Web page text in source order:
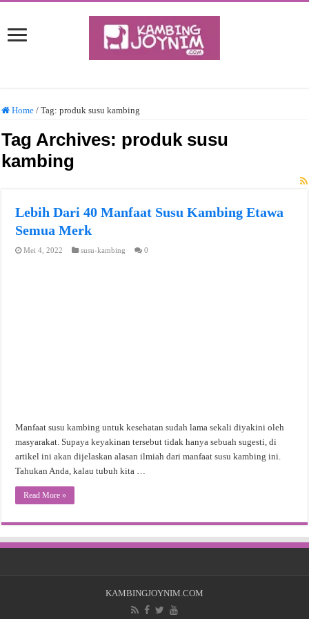
Home / Tag:produk susu kambing
Tag Archives: produk susu
kambing
Lebih Dari 40 Manfaat Susu Kambing Etawa
Semua Merk
Mei 4, 2022 susu-kambing 0
Manfaat susu kambing untuk kesehatan sudah lama sekali diyakini oleh
masyarakat. Supaya keyakinan tersebut tidak hanya sebuah sugesti, di
artikel ini akan dijelaskan alasan ilmiah dari manfaat susu kambing ini.
Tahukan Anda, kalau tubuh kita …
Read More »
KAMBINGJOYNIM.COM